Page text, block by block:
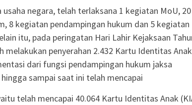
negara, telah terlaksana 1 kegiatan MoU, 20
8 kegiatan pendampingan hukum dan 5 kegiatan
itu, pada peringatan Hari Lahir Kejaksaan
melakukan penyerahan 2.432 Kartu Identitas Anak
dari fungsi pendampingan hukum jaksa
sampai saat ini telah mencapai
telah mencapai 40.064 Kartu Identitas Anak